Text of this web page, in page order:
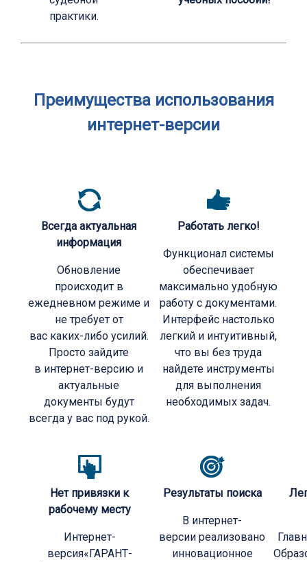
практики.
Преимущества использования
интернет-версии
Всегда актуальная
информация
Обновление
происходит в
ежедневном режиме и
не требует от
вас каких-либо усилий.
Просто зайдите
в интернет-версию и
актуальные
документы будут
всегда у вас под рукой.
Работать легко!
Функционал системы
обеспечивает
максимально удобную
работу с документами.
Интерфейс настолько
легкий и интуитивный,
что вы без труда
найдете инструменты
для выполнения
необходимых задач.
Нет привязки к
рабочему месту
Интернет-
версия«ГАРАНТ-
Результаты поиска
В интернет-
версии реализовано
инновационное